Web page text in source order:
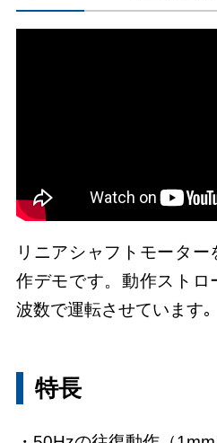
リニアシャフトモータ
作デモです。動作ストロ
波数で運転させています｡
特長